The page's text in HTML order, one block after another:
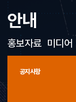
안내
공지사항
홍보자료 미디어